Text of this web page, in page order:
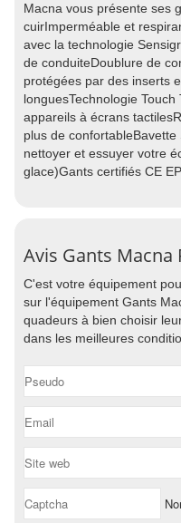
Macna vous présente ses
cuirImperméable et
avec la technologie
de conduiteDoublure de
protégées par des inserts
longuesTechnologie
appareils à écrans
plus de
nettoyer et essuyer votre
glace)Gants certifiés CE
Avis Gants Macna
C'est votre équipement
sur l'équipement Gants
quadeurs à bien choisir
dans les meilleures